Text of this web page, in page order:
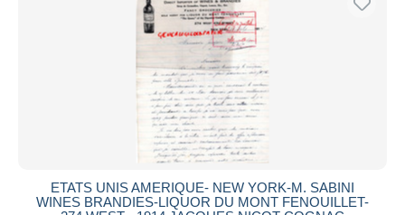
ETATS UNIS AMERIQUE- NEW YORK-M. SABINI
WINES BRANDIES-LIQUOR DU MONT FENOUILLET-